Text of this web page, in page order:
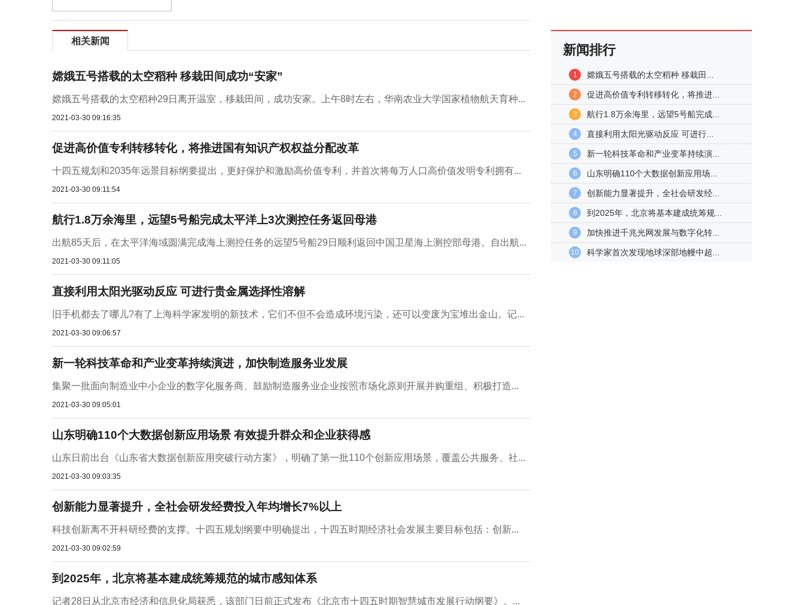
相关新闻
嫦娥五号搭载的太空稻种 移栽田间成功“安家”
嫦娥五号搭载的太空稻种29日离开温室，移栽田间，成功安家。上午8时左右，华南农业大学国家植物航天育种...
2021-03-30 09:16:35
促进高价值专利转移转化，将推进国有知识产权权益分配改革
十四五规划和2035年远景目标纲要提出，更好保护和激励高价值专利，并首次将每万人口高价值发明专利拥有...
2021-03-30 09:11:54
航行1.8万余海里，远望5号船完成太平洋上3次测控任务返回母港
出航85天后，在太平洋海域圆满完成海上测控任务的远望5号船29日顺利返回中国卫星海上测控部母港。自出航...
2021-03-30 09:11:05
直接利用太阳光驱动反应 可进行贵金属选择性溶解
旧手机都去了哪儿?有了上海科学家发明的新技术，它们不但不会造成环境污染，还可以变废为宝堆出金山。记...
2021-03-30 09:06:57
新一轮科技革命和产业变革持续演进，加快制造服务业发展
集聚一批面向制造业中小企业的数字化服务商、鼓励制造服务业企业按照市场化原则开展并购重组、积极打造...
2021-03-30 09:05:01
山东明确110个大数据创新应用场景 有效提升群众和企业获得感
山东日前出台《山东省大数据创新应用突破行动方案》，明确了第一批110个创新应用场景，覆盖公共服务、社...
2021-03-30 09:03:35
创新能力显著提升，全社会研发经费投入年均增长7%以上
科技创新离不开科研经费的支撑。十四五规划纲要中明确提出，十四五时期经济社会发展主要目标包括：创新...
2021-03-30 09:02:59
到2025年，北京将基本建成统筹规范的城市感知体系
记者28日从北京市经济和信息化局获悉，该部门日前正式发布《北京市十四五时期智慧城市发展行动纲要》。...
新闻排行
1 嫦娥五号搭载的太空稻种 移栽田...
2 促进高价值专利转移转化，将推进...
3 航行1.8万余海里，远望5号船完成...
4 直接利用太阳光驱动反应 可进行...
5 新一轮科技革命和产业变革持续演...
6 山东明确110个大数据创新应用场...
7 创新能力显著提升，全社会研发经...
8 到2025年，北京将基本建成统筹规...
9 加快推进千兆光网发展与数字化转...
10 科学家首次发现地球深部地幔中超...